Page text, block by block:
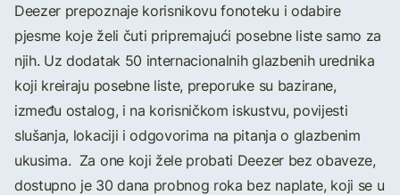
Deezer prepoznaje korisnikovu fonoteku i odabire
pjesme koje želi čuti pripremajući posebne liste samo za
njih. Uz dodatak 50 internacionalnih glazbenih urednika
koji kreiraju posebne liste, preporuke su bazirane,
između ostalog, i na korisničkom iskustvu, povijesti
slušanja, lokaciji i odgovorima na pitanja o glazbenim
ukusima. Za one koji žele probati Deezer bez obaveze,
dostupno je 30 dana probnog roka bez naplate, koji se u